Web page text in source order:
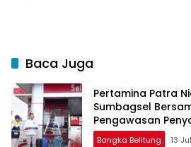
Baca Juga
Pertamina Patra
Sumbagsel
Pengawasan
bagi Nelayan
Bangka Belitung 13